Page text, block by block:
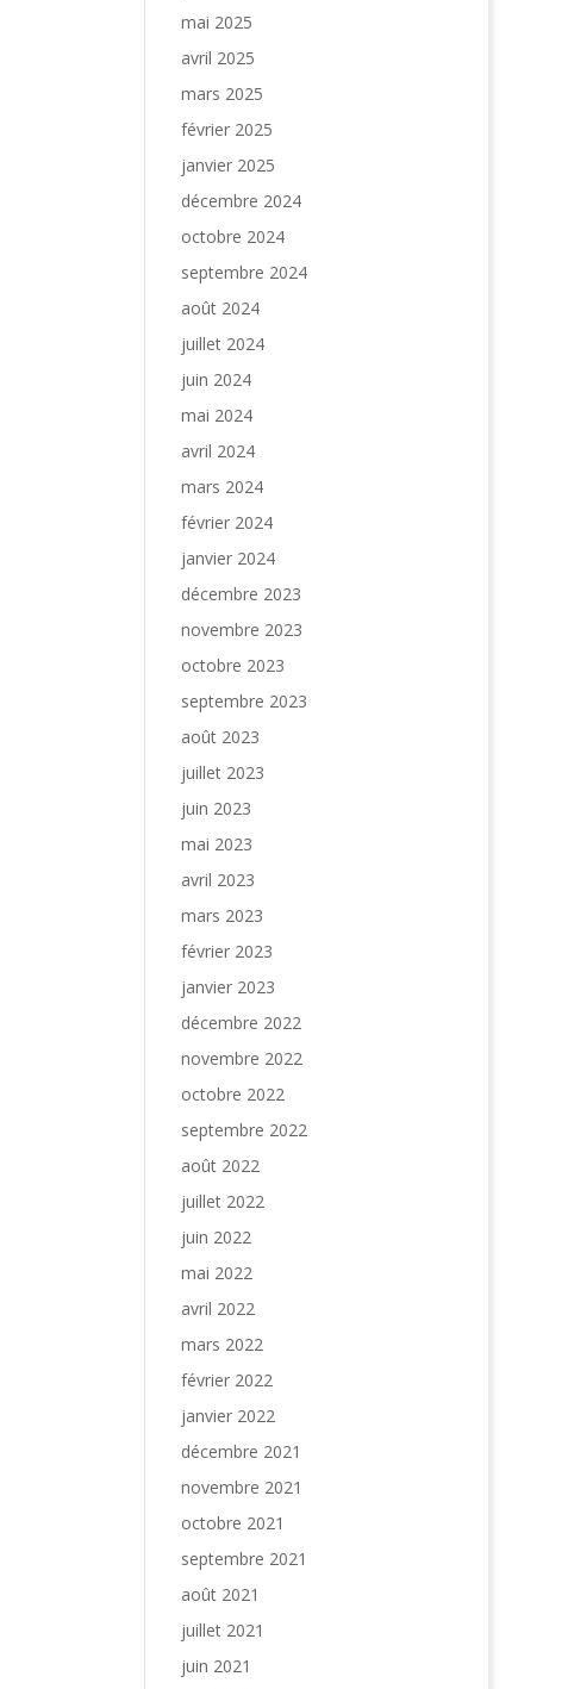
mai 2025
avril 2025
mars 2025
février 2025
janvier 2025
décembre 2024
octobre 2024
septembre 2024
août 2024
juillet 2024
juin 2024
mai 2024
avril 2024
mars 2024
février 2024
janvier 2024
décembre 2023
novembre 2023
octobre 2023
septembre 2023
août 2023
juillet 2023
juin 2023
mai 2023
avril 2023
mars 2023
février 2023
janvier 2023
décembre 2022
novembre 2022
octobre 2022
septembre 2022
août 2022
juillet 2022
juin 2022
mai 2022
avril 2022
mars 2022
février 2022
janvier 2022
décembre 2021
novembre 2021
octobre 2021
septembre 2021
août 2021
juillet 2021
juin 2021